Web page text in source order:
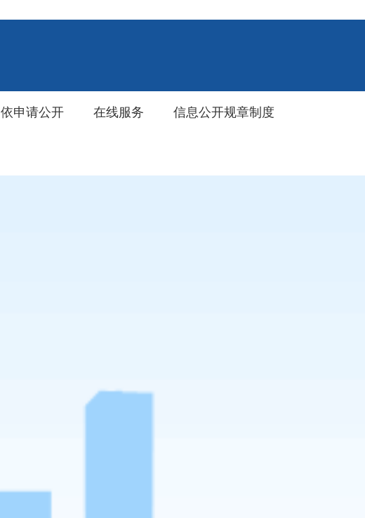
依申请公开 在线服务 信息公开规章制度